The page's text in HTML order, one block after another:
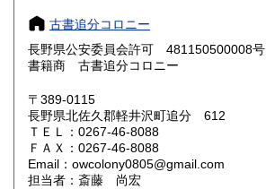
奈良県
鳥取県 330円 島根県
岡山県
山口県 330円
香川県 330円 愛媛県
古書追分コロニー
長野県公安委員会許可 481150500008号
書籍商 古書追分コロニー
〒389-0115
長野県北佐久郡軽井沢町追分 612
ＴＥＬ：0267-46-8088
ＦＡＸ：0267-46-8088
Email：owcolony0805@gmail.com
担当者：斎藤 尚宏